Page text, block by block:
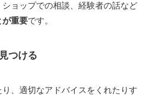
ョップでの相談、経験者の話など
が重要です。
つける
、適切なアドバイスをくれたりす